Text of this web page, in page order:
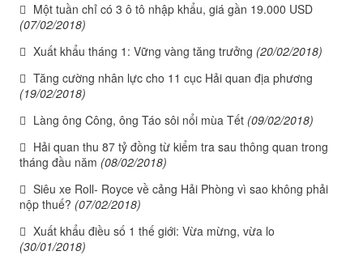
Một tuần chỉ có 3 ô tô nhập khẩu, giá gần 19.000 USD
(07/02/2018)
Xuất khẩu tháng 1: Vững vàng tăng trưởng (20/02/2018)
Tăng cường nhân lực cho 11 cục Hải quan địa phương
(19/02/2018)
Làng ông Công, ông Táo sôi nổi mùa Tết (09/02/2018)
Hải quan thu 87 tỷ đồng từ kiểm tra sau thông quan trong
tháng đầu năm (08/02/2018)
Siêu xe Roll- Royce về cảng Hải Phòng vì sao không phải
nộp thuế? (07/02/2018)
Xuất khẩu điều số 1 thế giới: Vừa mừng, vừa lo
(30/01/2018)